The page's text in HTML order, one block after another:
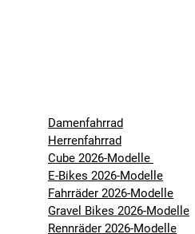
Damenfahrrad
Herrenfahrrad
Cube 2026-Modelle
E-Bikes 2026-Modelle
Fahrräder 2026-Modelle
Gravel Bikes 2026-Modelle
Rennräder 2026-Modelle